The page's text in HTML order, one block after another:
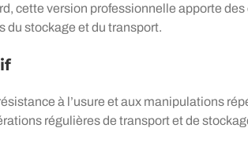
cette version professionnelle apporte
du stockage et du transport.
à l’usure et aux manipulations
régulières de transport et de